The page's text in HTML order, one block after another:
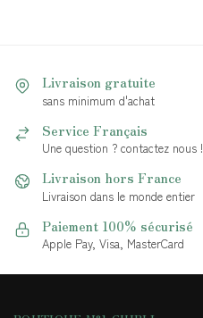
Livraison gratuite
sans minimum d'achat
Service Français
Une question ? contactez nous !
Livraison hors France
Livraison dans le monde entier
Paiement 100% sécurisé
Apple Pay, Visa, MasterCard